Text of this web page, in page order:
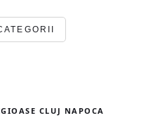
CLUJ NAPOCA